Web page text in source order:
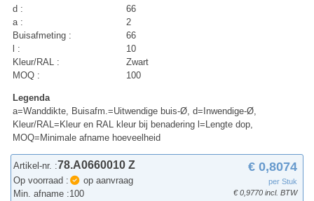
d :
66
a :
2
Buisafmeting :
66
l :
10
Kleur/RAL :
Zwart
MOQ :
100
Legenda
a=Wanddikte, Buisafm.=Uitwendige buis-Ø, d=Inwendige-Ø,
Kleur/RAL=Kleur en RAL kleur bij benadering l=Lengte dop,
MOQ=Minimale afname hoeveelheid
Artikel-nr. :78.A0660010 Z
Op voorraad :
op aanvraag
Min. afname :100
€ 0,8074
per Stuk
€ 0,9770 incl. BTW